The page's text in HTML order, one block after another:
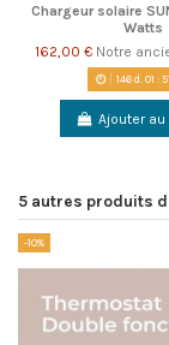
Chargeur solaire
Watts
162,00 € Notre
146d. 01:51
Ajouter au
5 autres produits
-10%